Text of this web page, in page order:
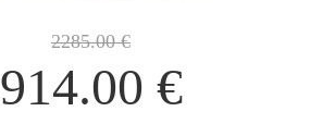
2285.00€
914.00 €